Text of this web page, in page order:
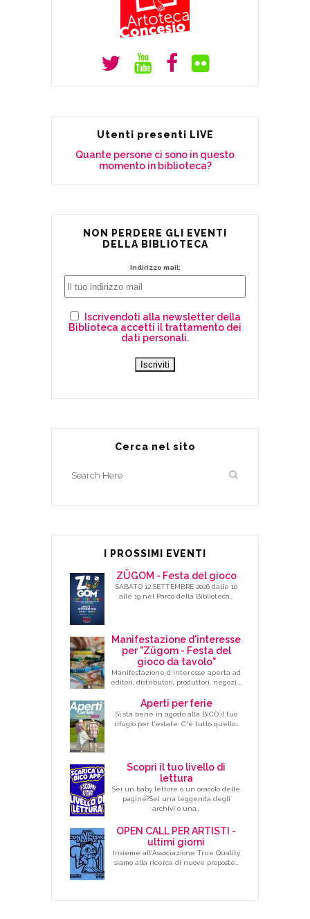
Utenti presenti LIVE
Quante persone ci sono in questo
momento in biblioteca?
NON PERDERE GLI EVENTI
DELLA BIBLIOTECA
Indirizzo mail:
Iscrivendoti alla newsletter della
Biblioteca accetti il trattamento dei
dati personali.
Cerca nel sito
I PROSSIMI EVENTI
ZÜGOM - Festa del gioco
SABATO 12 SETTEMBRE 2026 dalle 10
alle 19 nel Parco della Biblioteca…
Manifestazione d'interesse
per "Zügom - Festa del
gioco da tavolo"
Manifestazione d'interesse aperta ad
editori, distributori, produttori, negozi,…
Aperti per ferie
Si sta bene in agosto alla BiCO,il tuo
rifugio per l'estate: C'è tutto quello…
Scopri il tuo livello di
lettura
Sei un baby lettore o un oracolo delle
pagine?Sei una leggenda degli
archivi o una…
OPEN CALL PER ARTISTI -
ultimi giorni
Insieme all'Associazione True Quality
siamo alla ricerca di nuove proposte…